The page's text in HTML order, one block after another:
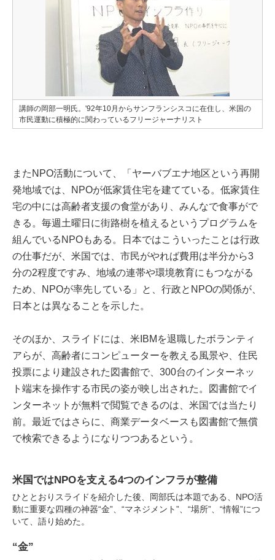
講師の岡部一明氏。'92年10月からサンフランシスコに在住し、米国の
市民運動に積極的に関わっているフリージャーナリスト
またNPO活動について、「ヤーバブエナ地区という再開
発地域では、NPOが低家賃住宅を建てている。低家賃住
宅の中には高齢者支援の食堂があり、みんなで食事がで
きる。毎週土曜日に街路樹を植えるというプログラムを
組んでいるNPOもある。日本ではこういったことは行政
の仕事だが、米国では、市民がやれば費用は半分から3
分の2程度ですみ、地域の連帯や環境教育にもつながる
ため、NPOが率先している」と、行政とNPOの関係が、
日本とは異なることを示した。
そのほか、スライドには、米IBMを退職したボランティ
アらが、高齢者にコンピューターを教える風景や、住民
投票により建設された図書館で、300台のインターネッ
ト端末を操作する市民の姿が映し出された。図書館でイ
ンターネットが無料で閲覧できるのは、米国では当たり
前。最近ではさらに、商業データベースも図書館で無償
で検索できるようになりつつあるという。
米国ではNPOを支える4つのインフラが整備
ひととおりスライドを紹介した後、岡部氏は本題である、NPO活
動に重要な四種の神器“金”、“マネジメント”、“場所”、“情報”につ
いて、語り始めた。
“金”